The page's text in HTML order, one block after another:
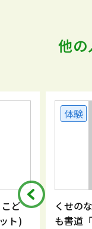
他の
ど
ト)
体験
くせの
も書道